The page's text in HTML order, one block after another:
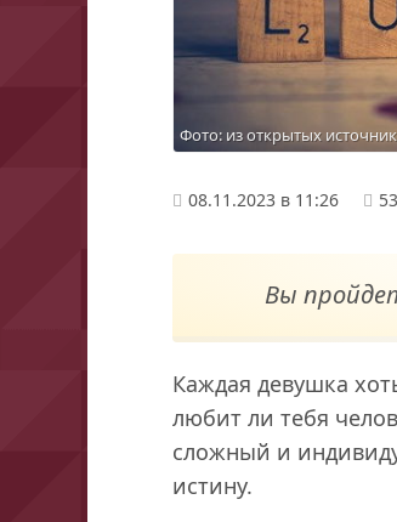
Фото: из открытых
08.11.2023 в 11:26
Вы
Каждая девушка
любит ли тебя
сложный и
истину.